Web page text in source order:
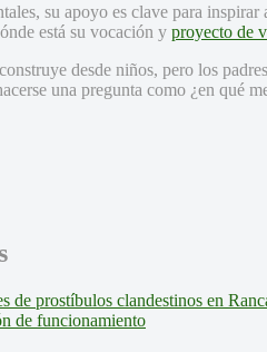
su apoyo es clave para
está su vocación y proyecto de
desde niños, pero los
una pregunta como ¿en qué